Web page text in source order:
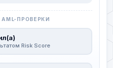
ПРОВЕРКИ
Risk Score